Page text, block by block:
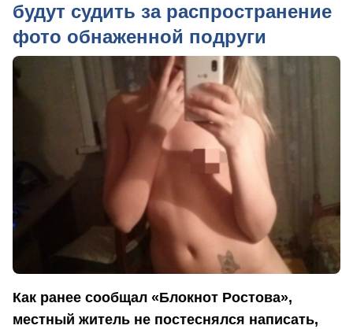
будут судить за распространение
фото обнаженной подруги
Как ранее сообщал «Блокнот Ростова»,
местный житель не постеснялся написать,